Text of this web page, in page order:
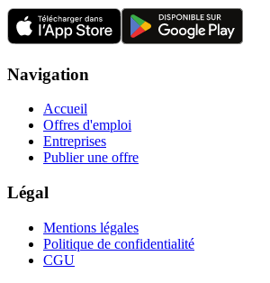
Navigation
Accueil
Offres d'emploi
Entreprises
Publier une offre
Légal
Mentions légales
Politique de confidentialité
CGU